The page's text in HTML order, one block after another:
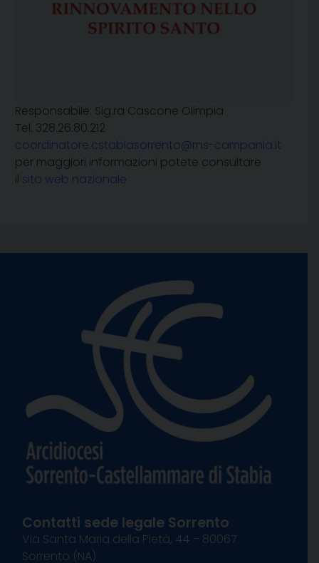
Responsabile: Sig.ra Cascone Olimpia
Tel. 328.26.80.212
coordinatore.cstabiasorrento@rns-campania.it
per maggiori informazioni potete consultare
il sito web nazionale
Contatti sede legale Sorrento
Via Santa Maria della Pietà, 44 – 80067
Sorrento (NA)